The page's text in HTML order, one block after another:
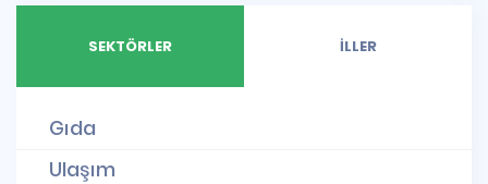
SEKTÖRLER İLLER
Gıda
Ulaşım